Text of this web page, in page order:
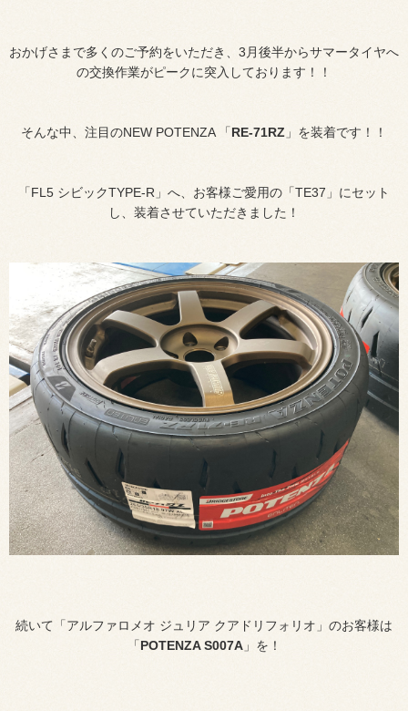
おかげさまで多くのご予約をいただき、3月後半からサマータイヤへ
の交換作業がピークに突入しております！！
そんな中、注目のNEW POTENZA 「RE-71RZ 」を装着です！！
「FL5 シビックTYPE-R」へ、お客様ご愛用の「TE37」にセット
し、装着させていただきました！
続いて「アルファロメオ ジュリア クアドリフォリオ」のお客様は
「POTENZA S007A」を！